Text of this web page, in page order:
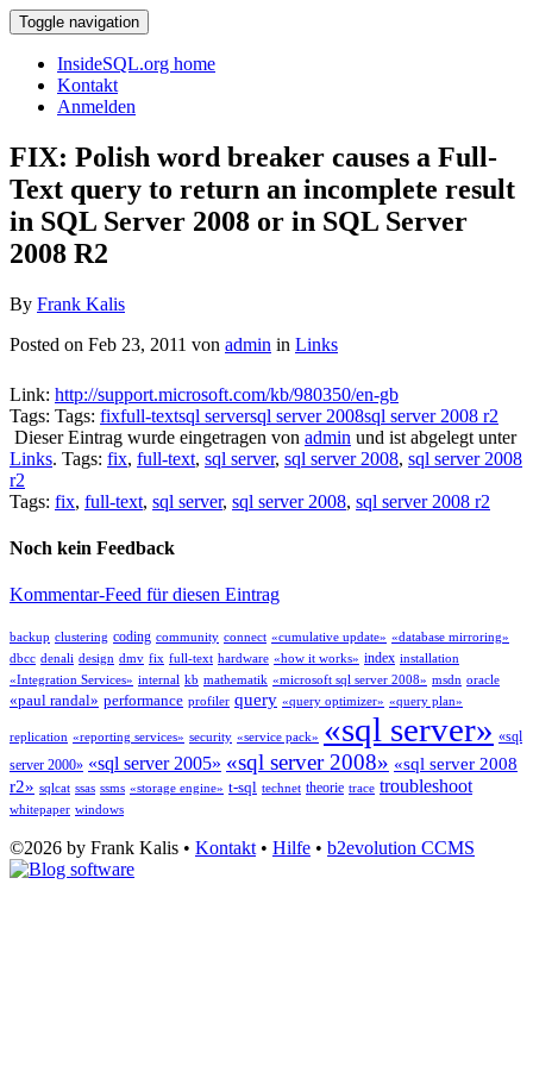
Toggle navigation
InsideSQL.org home
Kontakt
Anmelden
FIX: Polish word breaker causes a Full-
Text query to return an incomplete result
in SQL Server 2008 or in SQL Server
2008 R2
By Frank Kalis
Posted on Feb 23, 2011 von admin in Links
Link: http://support.microsoft.com/kb/980350/en-gb
Tags: Tags: fixfull-textsql serversql server 2008sql server 2008 r2
Dieser Eintrag wurde eingetragen von admin und ist abgelegt unter
Links. Tags: fix, full-text, sql server, sql server 2008, sql server 2008
r2
Tags: fix, full-text, sql server, sql server 2008, sql server 2008 r2
Noch kein Feedback
Kommentar-Feed für diesen Eintrag
backup clustering coding community connect «cumulative update» «database mirroring»
dbcc denali design dmv fix full-text hardware «how it works» index installation
«Integration Services» internal kb mathematik «microsoft sql server 2008» msdn oracle
«paul randal» performance profiler query «query optimizer» «query plan»
replication «reporting services» security «service pack» «sql server» «sql
server 2000» «sql server 2005» «sql server 2008» «sql server 2008
r2» sqlcat ssas ssms «storage engine» t-sql technet theorie trace troubleshoot
whitepaper windows
©2026 by Frank Kalis • Kontakt • Hilfe • b2evolution CCMS